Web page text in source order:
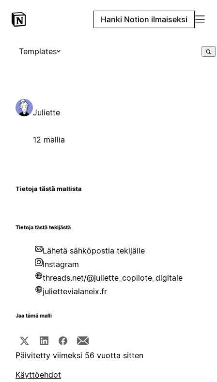
Hanki Notion ilmaiseksi
Templates
Juliette
12 mallia
Tietoja tästä mallista
Tietoja tästä tekijästä
Lähetä sähköpostia tekijälle
Instagram
threads.net/@juliette_copilote_digitale
juliettevialaneix.fr
Jaa tämä malli
Päivitetty viimeksi 56 vuotta sitten
Käyttöehdot